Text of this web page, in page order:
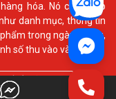
hóa. Nó cho phép
danh mục, thông tin
trong ngày, tháng,
số thu vào và ra.